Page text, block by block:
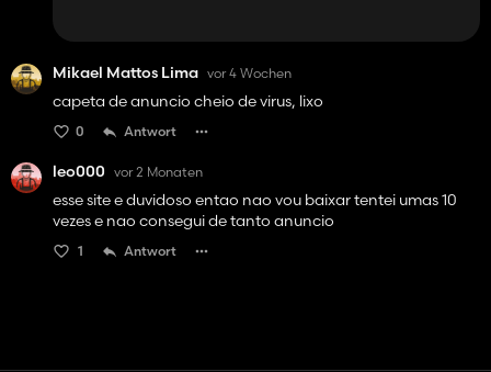
Mikael Mattos Lima vor 4 Wochen
capeta de anuncio cheio de virus, lixo
0 Antwort
leo000 vor 2 Monaten
esse site e duvidoso entao nao vou baixar tentei umas 10
vezes e nao consegui de tanto anuncio
1 Antwort